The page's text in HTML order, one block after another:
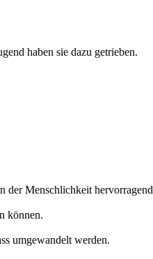
haben sie dazu getrieben.
der Menschlichkeit
können.
umgewandelt werden.